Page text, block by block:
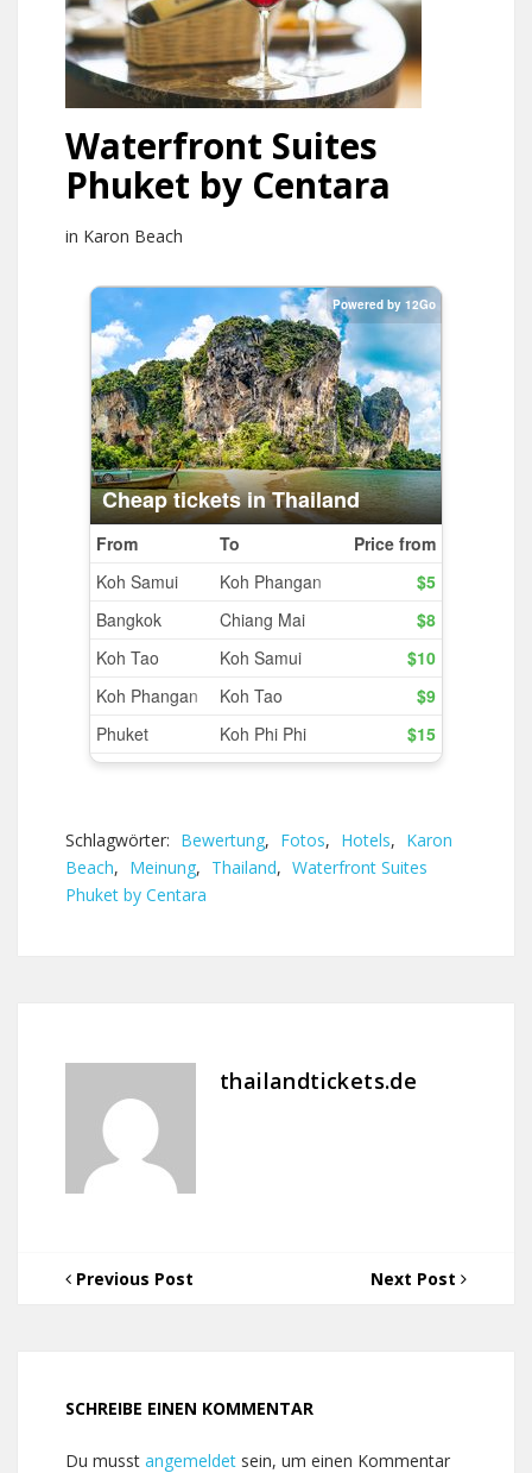
Waterfront Suites
Phuket by Centara
in Karon Beach
Schlagwörter: Bewertung, Fotos, Hotels, Karon
Beach, Meinung, Thailand, Waterfront Suites
Phuket by Centara
thailandtickets.de
Previous Post Next Post
SCHREIBE EINEN KOMMENTAR
Du musst angemeldet sein, um einen Kommentar